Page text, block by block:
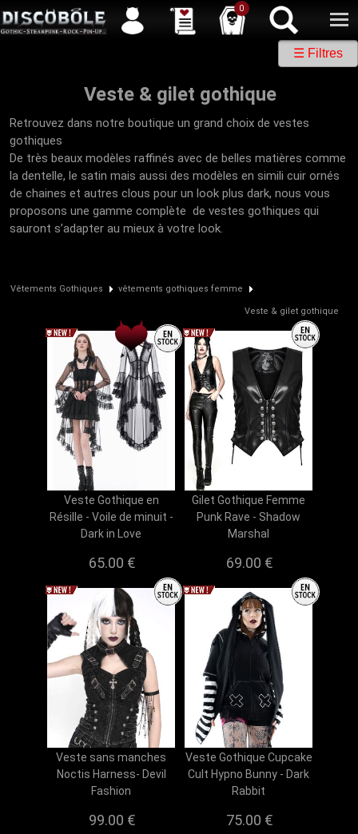
0
Service client 04 50 26 57 88 Newsletter | | Facebook
☰ Filtres
Veste & gilet gothique
Retrouvez dans notre boutique un grand choix de vestes
gothiques
De très beaux modèles raffinés avec de belles matières comme
la dentelle, le satin mais aussi des modèles en simili cuir ornés
de chaines et autres clous pour un look plus dark, nous vous
proposons une gamme complète de vestes gothiques qui
sauront s’adapter au mieux à votre look.
Vêtements Gothiques vêtements gothiques femme
Veste & gilet gothique
Veste Gothique en
Résille - Voile de minuit -
Dark in Love
65.00 €
Gilet Gothique Femme
Punk Rave - Shadow
Marshal
69.00 €
Veste sans manches
Noctis Harness- Devil
Fashion
99.00 €
Veste Gothique Cupcake
Cult Hypno Bunny - Dark
Rabbit
75.00 €